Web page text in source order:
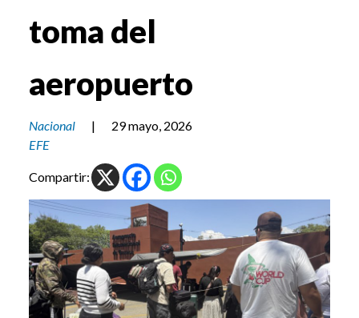
toma del
aeropuerto
Nacional |
29 mayo, 2026
EFE
Compartir: